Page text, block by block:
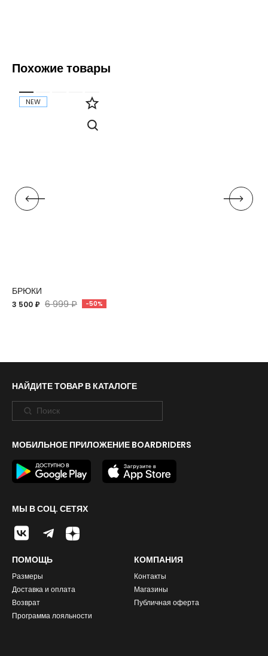
Похожие товары
NEW
БРЮКИ
3 500 ₽ 6 999 ₽ -50%
НАЙДИТЕ ТОВАР В КАТАЛОГЕ
МОБИЛЬНОЕ ПРИЛОЖЕНИЕ BOARDRIDERS
МЫ В СОЦ. СЕТЯХ
ПОМОЩЬ
Размеры
Доставка и оплата
Возврат
Программа лояльности
КОМПАНИЯ
Контакты
Магазины
Публичная оферта